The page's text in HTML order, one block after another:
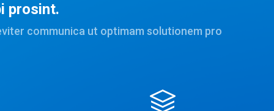
prosint.
communica ut optimam solutionem pro